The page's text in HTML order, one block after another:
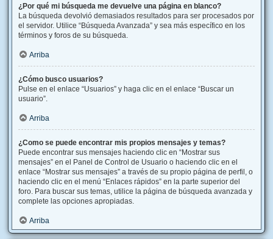
¿Por qué mi búsqueda me devuelve una página en blanco?
La búsqueda devolvió demasiados resultados para ser procesados por
el servidor. Utilice “Búsqueda Avanzada” y sea más específico en los
términos y foros de su búsqueda.
Arriba
¿Cómo busco usuarios?
Pulse en el enlace “Usuarios” y haga clic en el enlace “Buscar un
usuario”.
Arriba
¿Como se puede encontrar mis propios mensajes y temas?
Puede encontrar sus mensajes haciendo clic en “Mostrar sus
mensajes” en el Panel de Control de Usuario o haciendo clic en el
enlace “Mostrar sus mensajes” a través de su propio página de perfil, o
haciendo clic en el menú “Enlaces rápidos” en la parte superior del
foro. Para buscar sus temas, utilice la página de búsqueda avanzada y
complete las opciones apropiadas.
Arriba